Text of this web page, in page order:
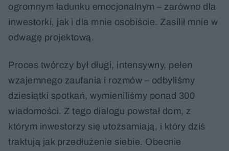
ogromnym ładunku emocjonalnym – zarówno dla
inwestorki, jak i dla mnie osobiście. Zasilił mnie w
odwagę projektową.
Proces twórczy był długi, intensywny, pełen
wzajemnego zaufania i rozmów – odbyliśmy
dziesiątki spotkań, wymieniliśmy ponad 300
wiadomości. Z tego dialogu powstał dom, z
którym inwestorzy się utożsamiają, i który dziś
traktują jak przedłużenie siebie. Obecnie